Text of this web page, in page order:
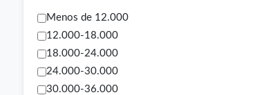
Menos de 12.000
12.000-18.000
18.000-24.000
24.000-30.000
30.000-36.000